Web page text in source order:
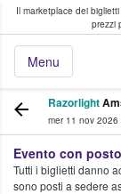
Il marketplace dei
prezzi
Menu
fan
Razorlight
mer 11 nov 2026
Evento con
Tutti i biglietti danno
sono posti a sedere